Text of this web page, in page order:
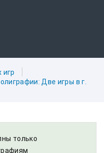
игр
Две игры в г.
только